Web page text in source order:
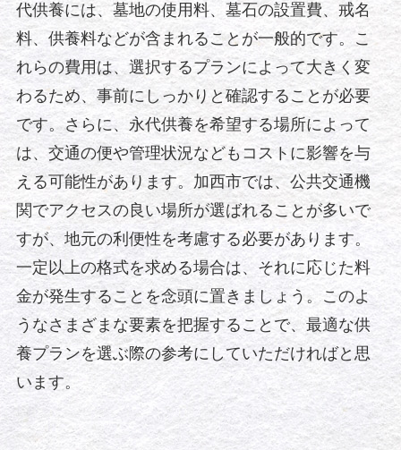
代供養には、墓地の使用料、墓石の設置費、戒名
料、供養料などが含まれることが一般的です。こ
れらの費用は、選択するプランによって大きく変
わるため、事前にしっかりと確認することが必要
です。さらに、永代供養を希望する場所によって
は、交通の便や管理状況などもコストに影響を与
える可能性があります。加西市では、公共交通機
関でアクセスの良い場所が選ばれることが多いで
すが、地元の利便性を考慮する必要があります。
一定以上の格式を求める場合は、それに応じた料
金が発生することを念頭に置きましょう。このよ
うなさまざまな要素を把握することで、最適な供
養プランを選ぶ際の参考にしていただければと思
います。